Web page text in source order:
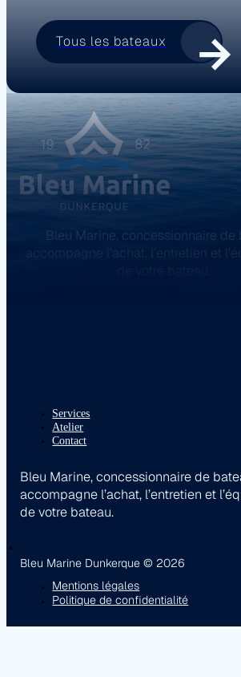
Tous les bateaux
Bleu Marine, concessionnaire de
accompagne l’achat, l’entretien et
Services
Atelier
Contact
Bleu Marine, concessionnaire de
accompagne l’achat, l’entretien et
de votre bateau.
Bleu Marine Dunkerque © 2026
Mentions légales
Politique de confidentialité